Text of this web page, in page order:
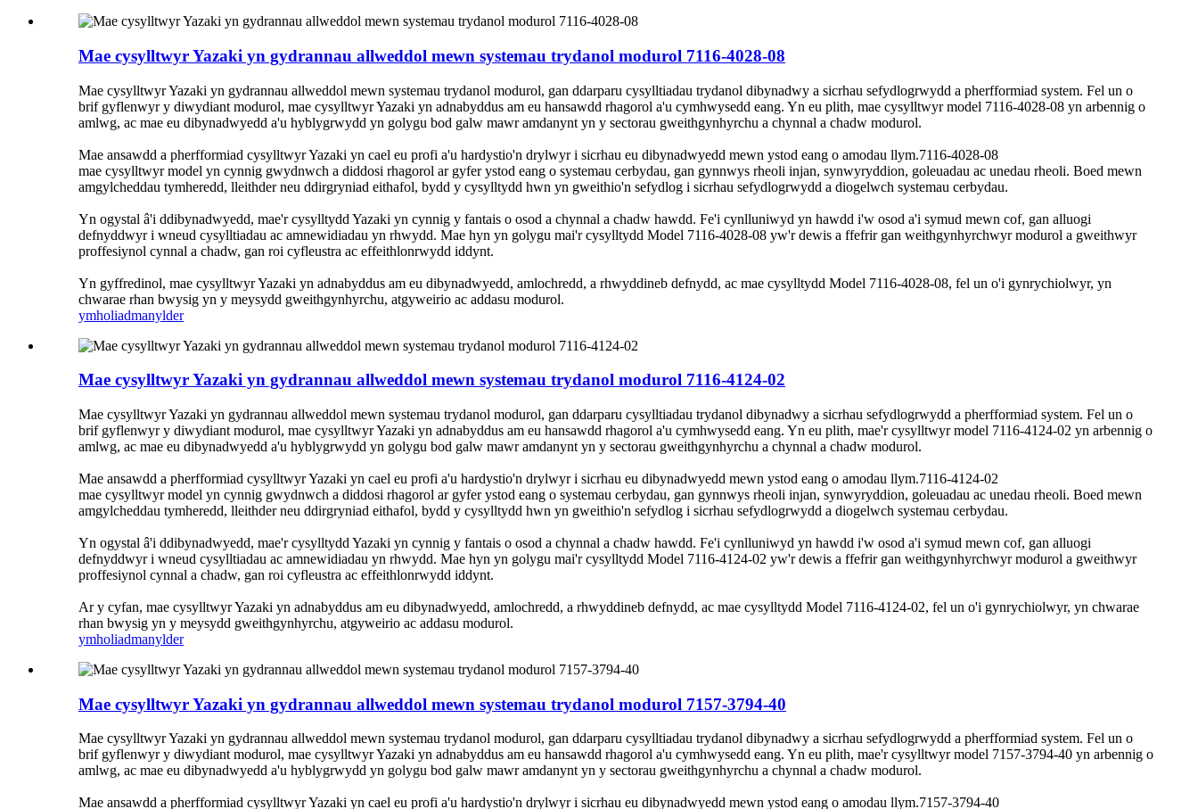
Mae cysylltwyr Yazaki yn gydrannau allweddol mewn systemau trydanol modurol 7116-4028-08
Mae cysylltwyr Yazaki yn gydrannau allweddol mewn systemau trydanol modurol, gan ddarparu cysylltiadau trydanol dibynadwy a sicrhau sefydlogrwydd a pherfformiad system. Fel un o
brif gyflenwyr y diwydiant modurol, mae cysylltwyr Yazaki yn adnabyddus am eu hansawdd rhagorol a'u cymhwysedd eang. Yn eu plith, mae cysylltwyr model 7116-4028-08 yn arbennig o
amlwg, ac mae eu dibynadwyedd a'u hyblygrwydd yn golygu bod galw mawr amdanynt yn y sectorau gweithgynhyrchu a chynnal a chadw modurol.
Mae ansawdd a pherfformiad cysylltwyr Yazaki yn cael eu profi a'u hardystio'n drylwyr i sicrhau eu dibynadwyedd mewn ystod eang o amodau llym.7116-4028-08
mae cysylltwyr model yn cynnig gwydnwch a diddosi rhagorol ar gyfer ystod eang o systemau cerbydau, gan gynnwys rheoli injan, synwyryddion, goleuadau ac unedau rheoli. Boed mewn
amgylcheddau tymheredd, lleithder neu ddirgryniad eithafol, bydd y cysylltydd hwn yn gweithio'n sefydlog i sicrhau sefydlogrwydd a diogelwch systemau cerbydau.
Yn ogystal â'i ddibynadwyedd, mae'r cysylltydd Yazaki yn cynnig y fantais o osod a chynnal a chadw hawdd. Fe'i cynlluniwyd yn hawdd i'w osod a'i symud mewn cof, gan alluogi
defnyddwyr i wneud cysylltiadau ac amnewidiadau yn rhwydd. Mae hyn yn golygu mai'r cysylltydd Model 7116-4028-08 yw'r dewis a ffefrir gan weithgynhyrchwyr modurol a gweithwyr
proffesiynol cynnal a chadw, gan roi cyfleustra ac effeithlonrwydd iddynt.
Yn gyffredinol, mae cysylltwyr Yazaki yn adnabyddus am eu dibynadwyedd, amlochredd, a rhwyddineb defnydd, ac mae cysylltydd Model 7116-4028-08, fel un o'i gynrychiolwyr, yn
chwarae rhan bwysig yn y meysydd gweithgynhyrchu, atgyweirio ac addasu modurol.
ymholiadmanylder
Mae cysylltwyr Yazaki yn gydrannau allweddol mewn systemau trydanol modurol 7116-4124-02
Mae cysylltwyr Yazaki yn gydrannau allweddol mewn systemau trydanol modurol, gan ddarparu cysylltiadau trydanol dibynadwy a sicrhau sefydlogrwydd a pherfformiad system. Fel un o
brif gyflenwyr y diwydiant modurol, mae cysylltwyr Yazaki yn adnabyddus am eu hansawdd rhagorol a'u cymhwysedd eang. Yn eu plith, mae'r cysylltwyr model 7116-4124-02 yn arbennig o
amlwg, ac mae eu dibynadwyedd a'u hyblygrwydd yn golygu bod galw mawr amdanynt yn y sectorau gweithgynhyrchu a chynnal a chadw modurol.
Mae ansawdd a pherfformiad cysylltwyr Yazaki yn cael eu profi a'u hardystio'n drylwyr i sicrhau eu dibynadwyedd mewn ystod eang o amodau llym.7116-4124-02
mae cysylltwyr model yn cynnig gwydnwch a diddosi rhagorol ar gyfer ystod eang o systemau cerbydau, gan gynnwys rheoli injan, synwyryddion, goleuadau ac unedau rheoli. Boed mewn
amgylcheddau tymheredd, lleithder neu ddirgryniad eithafol, bydd y cysylltydd hwn yn gweithio'n sefydlog i sicrhau sefydlogrwydd a diogelwch systemau cerbydau.
Yn ogystal â'i ddibynadwyedd, mae'r cysylltydd Yazaki yn cynnig y fantais o osod a chynnal a chadw hawdd. Fe'i cynlluniwyd yn hawdd i'w osod a'i symud mewn cof, gan alluogi
defnyddwyr i wneud cysylltiadau ac amnewidiadau yn rhwydd. Mae hyn yn golygu mai'r cysylltydd Model 7116-4124-02 yw'r dewis a ffefrir gan weithgynhyrchwyr modurol a gweithwyr
proffesiynol cynnal a chadw, gan roi cyfleustra ac effeithlonrwydd iddynt.
Ar y cyfan, mae cysylltwyr Yazaki yn adnabyddus am eu dibynadwyedd, amlochredd, a rhwyddineb defnydd, ac mae cysylltydd Model 7116-4124-02, fel un o'i gynrychiolwyr, yn chwarae
rhan bwysig yn y meysydd gweithgynhyrchu, atgyweirio ac addasu modurol.
ymholiadmanylder
Mae cysylltwyr Yazaki yn gydrannau allweddol mewn systemau trydanol modurol 7157-3794-40
Mae cysylltwyr Yazaki yn gydrannau allweddol mewn systemau trydanol modurol, gan ddarparu cysylltiadau trydanol dibynadwy a sicrhau sefydlogrwydd a pherfformiad system. Fel un o
brif gyflenwyr y diwydiant modurol, mae cysylltwyr Yazaki yn adnabyddus am eu hansawdd rhagorol a'u cymhwysedd eang. Yn eu plith, mae'r cysylltwyr model 7157-3794-40 yn arbennig o
amlwg, ac mae eu dibynadwyedd a'u hyblygrwydd yn golygu bod galw mawr amdanynt yn y sectorau gweithgynhyrchu a chynnal a chadw modurol.
Mae ansawdd a pherfformiad cysylltwyr Yazaki yn cael eu profi a'u hardystio'n drylwyr i sicrhau eu dibynadwyedd mewn ystod eang o amodau llym.7157-3794-40